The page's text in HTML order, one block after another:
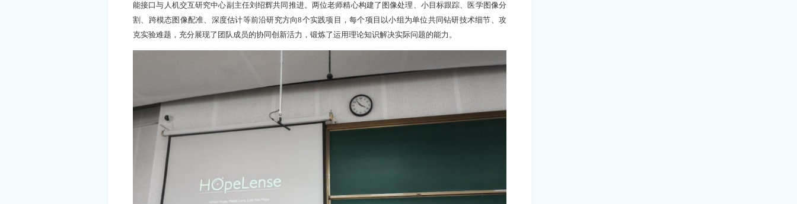
能接口与人机交互研究中心副主任刘绍辉共同 推进。两位老师精心构建了 图像处理、小目标跟踪、医学图像分
割、跨模态图像配准、深度估计等前沿研究方向8个实践项目，每个项目以小组为单位共同钻研技术细节、攻
克实验难题，充分展现了团队成员的协同创新活力，锻炼了运用理论知识解决实际问题的能力。